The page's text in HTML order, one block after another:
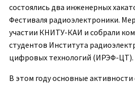
состоялись два инженерных
Фестиваля радиоэлектроники.
участии КНИТУ-КАИ и собрали
студентов Института
цифровых технологий (ИРЭФ-ЦТ).
В этом году основные